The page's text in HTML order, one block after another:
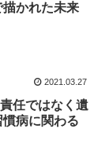
かれた未来
2021.03.27
任ではなく遺
病に関わる